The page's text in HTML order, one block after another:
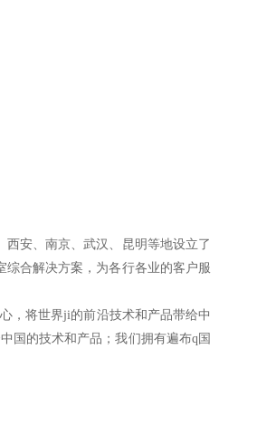
安、南京、武汉、昆明等地设立了
综合解决方案，为各行各业的客户服
，将世界ji的前沿技术和产品带给中
国的技术和产品；我们拥有遍布q国